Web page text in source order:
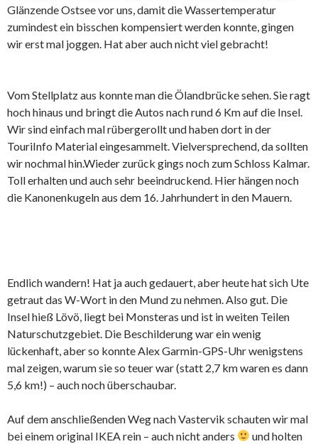
Glänzende Ostsee vor uns, damit die Wassertemperatur
zumindest ein bisschen kompensiert werden konnte, gingen
wir erst mal joggen. Hat aber auch nicht viel gebracht!
Vom Stellplatz aus konnte man die Ölandbrücke sehen. Sie ragt
hoch hinaus und bringt die Autos nach rund 6 Km auf die Insel.
Wir sind einfach mal rübergerollt und haben dort in der
TouriInfo Material eingesammelt. Vielversprechend, da sollten
wir nochmal hin.Wieder zurück gings noch zum Schloss Kalmar.
Toll erhalten und auch sehr beeindruckend. Hier hängen noch
die Kanonenkugeln aus dem 16. Jahrhundert in den Mauern.
Endlich wandern! Hat ja auch gedauert, aber heute hat sich Ute
getraut das W-Wort in den Mund zu nehmen. Also gut. Die
Insel hieß Lövö, liegt bei Monsteras und ist in weiten Teilen
Naturschutzgebiet. Die Beschilderung war ein wenig
lückenhaft, aber so konnte Alex Garmin-GPS-Uhr wenigstens
mal zeigen, warum sie so teuer war (statt 2,7 km waren es dann
5,6 km!) – auch noch überschaubar.
Auf dem anschließenden Weg nach Vastervik schauten wir mal
bei einem original IKEA rein – auch nicht anders
und holten